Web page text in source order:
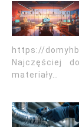
https://
Najczęściej
materiały…